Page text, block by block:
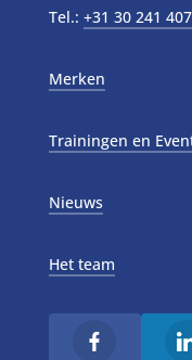
Tel.: +31 30 241
Merken
Trainingen en
Nieuws
Het team